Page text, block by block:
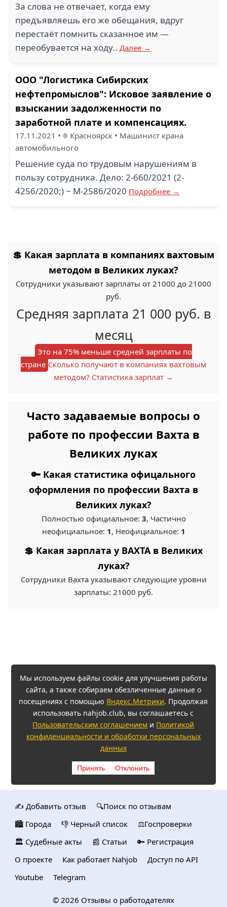
За слова не отвечает, когда ему
предъявляешь его же обещания, вдруг
перестаёт помнить сказанное им —
переобувается на ходу.. Далее →
ООО "Логистика Сибирских
нефтепромыслов": Исковое заявление о
взыскании задолженности по
заработной плате и компенсациях.
17.11.2021 • Красноярск • Машинист крана
автомобильного
Решение суда по трудовым нарушениям в
пользу сотрудника. Дело: 2-660/2021 (2-
4256/2020;) ~ М-2586/2020 Подробнее →
💲 Какая зарплата в компаниях вахтовым
методом в Великих луках?
Сотрудники указывают зарплаты от 21000 до 21000
руб.
Средняя зарплата 21 000 руб. в
месяц
Это на 75% меньше средней зарплаты по
стране Сколько получают в компаниях вахтовым
методом? Статистика зарплат →
Часто задаваемые вопросы о
работе по профессии Вахта в
Великих луках
🔑 Какая статистика офицального
оформления по профессии Вахта в
Великих луках?
Полностью официальное: 3, Частично
неофициальное: 1, Неофициальное: 1
💲 Какая зарплата у ВАХТА в Великих
луках?
Сотрудники Вахта указывают следующие уровни
зарплаты: 21000 руб.
Мы используем файлы cookie для улучшения работы
сайта, а также собираем обезличенные данные о
посещениях с помощьюЯндекс.Метрики. Продолжая
использовать nahjob.club, вы соглашаетесь с
Пользовательским соглашением и Политикой
конфиденциальности и обработки персональных
данных
Принять Отклонить
✍️ Добавить отзыв
🔍Поиск по отзывам
🏙️ Городa
👎 Черный список
⚖️Госпроверки
🏛️ Судебные акты
📰 Статьи
🔑 Регистрация
О проекте
Как работает Nahjob
Доступ по API
Youtube
Telegram
© 2026 Отзывы о работодателях